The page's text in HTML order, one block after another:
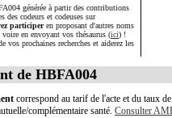
générée à partir des contributions
des codeurs et codeuses sur
participeren proposant d'autres noms
voire en envoyant vos thésaurus (ici) !
vos prochaines recherches et aiderez les
de HBFA004
correspond au tarif de l'acte et du taux
complémentaire santé. Consulter